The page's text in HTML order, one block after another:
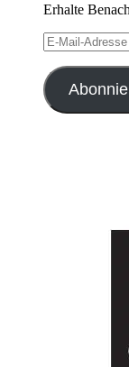
Erhalte
E-
Mail-
Adresse